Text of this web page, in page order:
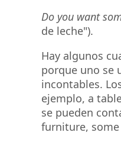
Do you want
de leche").
Hay algunos
porque uno se
incontables.
ejemplo, a
se pueden
furniture,